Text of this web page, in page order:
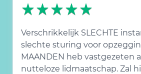
Verschrikkelijk SLECHTE
slechte sturing voor
MAANDEN heb vastgezeten
nutteloze lidmaatschap. Zal